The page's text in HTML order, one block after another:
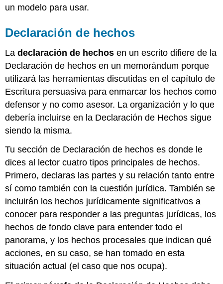
un modelo para usar.
Declaración de hechos
Ladeclaración de hechos en un escrito difiere de la
Declaración de hechos en un memorándum porque
utilizará las herramientas discutidas en el capítulo de
Escritura persuasiva para enmarcar los hechos como
defensor y no como asesor. La organización y lo que
debería incluirse en la Declaración de Hechos sigue
siendo la misma.
Tu sección de Declaración de hechos es donde le
dices al lector cuatro tipos principales de hechos.
Primero, declaras las partes y su relación tanto entre
sí como también con la cuestión jurídica. También se
incluirán los hechos jurídicamente significativos a
conocer para responder a las preguntas jurídicas, los
hechos de fondo clave para entender todo el
panorama, y los hechos procesales que indican qué
acciones, en su caso, se han tomado en esta
situación actual (el caso que nos ocupa).